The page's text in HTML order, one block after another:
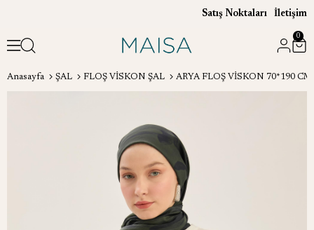
Satış Noktaları İletişim
0
Anasayfa ŞAL FLOŞ VİSKON ŞAL ARYA FLOŞ VİSKON 70*190